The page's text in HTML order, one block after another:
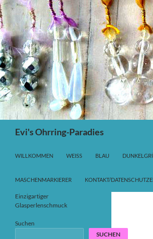
Evi's Ohrring-Paradies
WILLKOMMEN
WEISS BLAU
MASCHENMARKIERER KONTAKT/
Einzigartiger
Glasperlenschmuck
Suchen
SUCHEN